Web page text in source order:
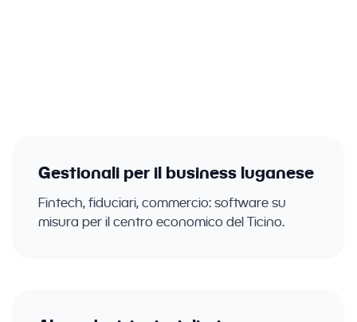
Gestionali per il business luganese
Fintech, fiduciari, commercio: software su
misura per il centro economico del Ticino.